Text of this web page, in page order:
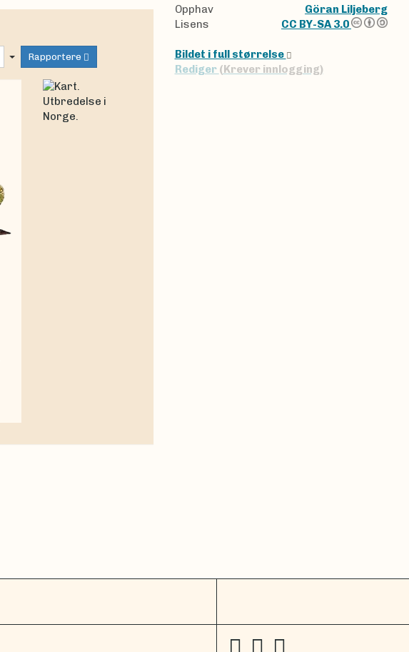
Rapportere
Opphav
Göran Liljeberg
Lisens
CC BY-SA 3.0
Bildet i full størrelse
Rediger (Krever innlogging)